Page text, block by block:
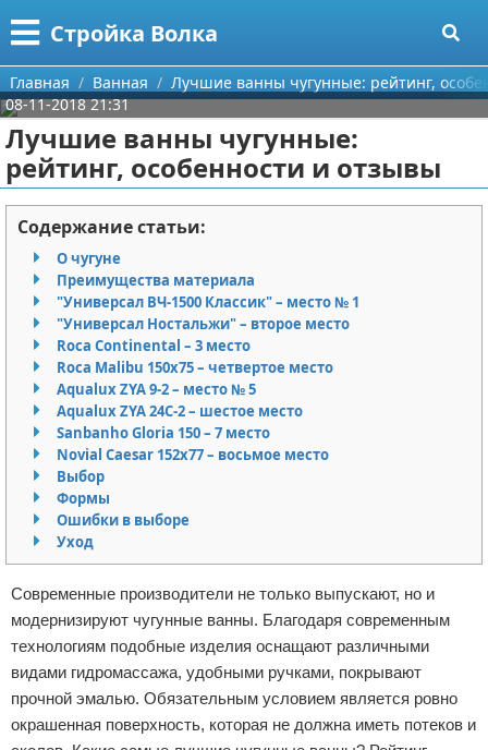
Стройка Волка
Меню
Главная
Категории
Строительство
Мебель
Интерьер и дизайн
Дизайн дачи
Дизайн квартиры
Кухня
Посуда
Ремонт
Ремонт дачи
Ремонт квартиры
Инструменты
Ванная
Домашний быт
Коммунальные услуги
Сантехника
Безопасность
Поиск
О проекте
Контакты
Сотрудничество
Размещение рекламы
Для правообладателей
Условия предоставления информации
Отказ от ответственности
Главная Ванная
Лучшие ванны чугунные: рейтинг,
08-11-2018 21:31
Лучшие ванны чугунные:
рейтинг, особенности и отзывы
Содержание статьи:
О чугуне
Преимущества материала
"Универсал ВЧ-1500 Классик" – место № 1
"Универсал Ностальжи" – второе место
Roca Continental – 3 место
Roca Malibu 150х75 – четвертое место
Aqualux ZYA 9-2 – место № 5
Aqualux ZYA 24C-2 – шестое место
Sanbanho Gloria 150 – 7 место
Novial Caesar 152х77 – восьмое место
Выбор
Формы
Ошибки в выборе
Уход
Современные производители не только выпускают, но и
модернизируют чугунные ванны. Благодаря современным
технологиям подобные изделия оснащают различными
видами гидромассажа, удобными ручками, покрывают
прочной эмалью. Обязательным условием является ровно
окрашенная поверхность, которая не должна иметь потеков и